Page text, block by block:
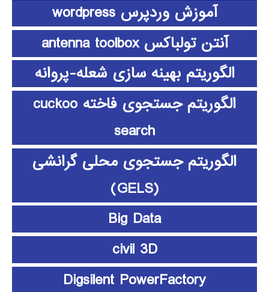
آموزش وردپرس wordpress
آنتن تولباکس antenna toolbox
الگوریتم بهینه سازی شعله-پروانه
الگوریتم جستجوی فاخته cuckoo
search
الگوریتم جستجوی محلی گرانشی
(GELS)
Big Data
civil 3D
Digsilent PowerFactory